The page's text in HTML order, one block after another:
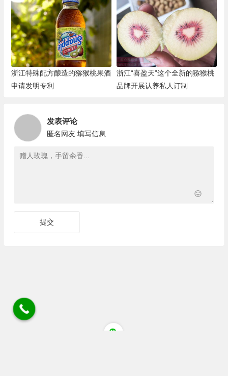
浙江特殊配方酿造的猕猴桃果酒
申请发明专利
浙江“喜盈天”这个全新的猕猴桃
品牌开展认养私人订制
发表评论
匿名网友 填写信息